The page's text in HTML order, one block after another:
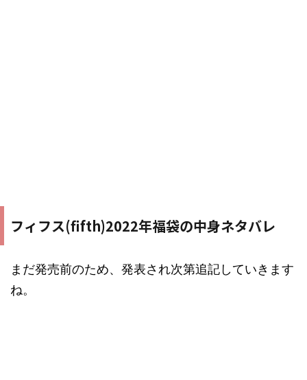
フィフス(fifth)2022年福袋の中身ネタバレ
まだ発売前のため、発表され次第追記していきます
ね。